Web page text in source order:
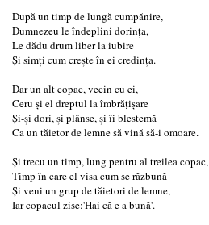
După un timp de lungă cumpănire,
Dumnezeu le îndeplini dorința,
Le dădu drum liber la iubire
Și simți cum creşte în ei credința.
Dar un alt copac, vecin cu ei,
Ceru și el dreptul la îmbrățișare
Și-și dori, și plânse, și îi blestemă
Ca un tăietor de lemne să vină să-i omoare.
Și trecu un timp, lung pentru al treilea copac,
Timp în care el visa cum se răzbună
Și veni un grup de tăietori de lemne,
Iar copacul zise:'Hai că e a bună'.